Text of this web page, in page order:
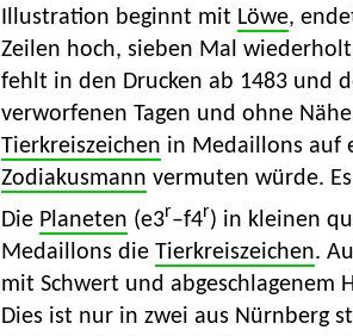
Illustration beginnt mit Löwe,
Zeilen hoch, sieben Mal
fehlt in den Drucken ab 1483 und
verworfenen Tagen und ohne
Tierkreiszeichen in Medaillons auf
Zodiakusmann vermuten würde.
Die Planeten (e3r–f4r) in kleinen
Medaillons die Tierkreiszeichen.
mit Schwert und abgeschlagenem
Dies ist nur in zwei aus Nürnberg